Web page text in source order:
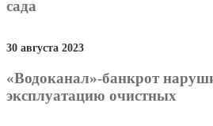
сада
30 августа 2023
«Водоканал»-банкрот
эксплуатацию очистных